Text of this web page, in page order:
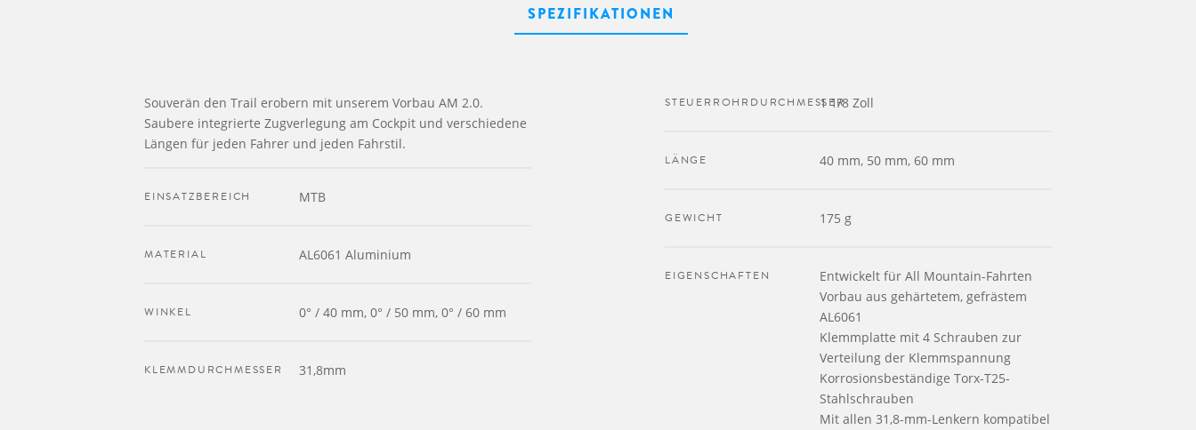
SPEZIFIKATIONEN
Souverän den Trail erobern mit unserem Vorbau AM 2.0.
Saubere integrierte Zugverlegung am Cockpit und verschiedene
Längen für jeden Fahrer und jeden Fahrstil.
EINSATZBEREICH MTB
MATERIAL AL6061 Aluminium
WINKEL 0° / 40 mm, 0° / 50 mm, 0° / 60 mm
KLEMMDURCHMESSER 31,8mm
STEUERROHRDURCHMESSER1 1/8 Zoll
LÄNGE 40 mm, 50 mm, 60 mm
GEWICHT 175 g
EIGENSCHAFTEN
Entwickelt für All Mountain-Fahrten
Vorbau aus gehärtetem, gefrästem
AL6061
Klemmplatte mit 4 Schrauben zur
Verteilung der Klemmspannung
Korrosionsbeständige Torx-T25-
Stahlschrauben
Mit allen 31,8-mm-Lenkern kompatibel